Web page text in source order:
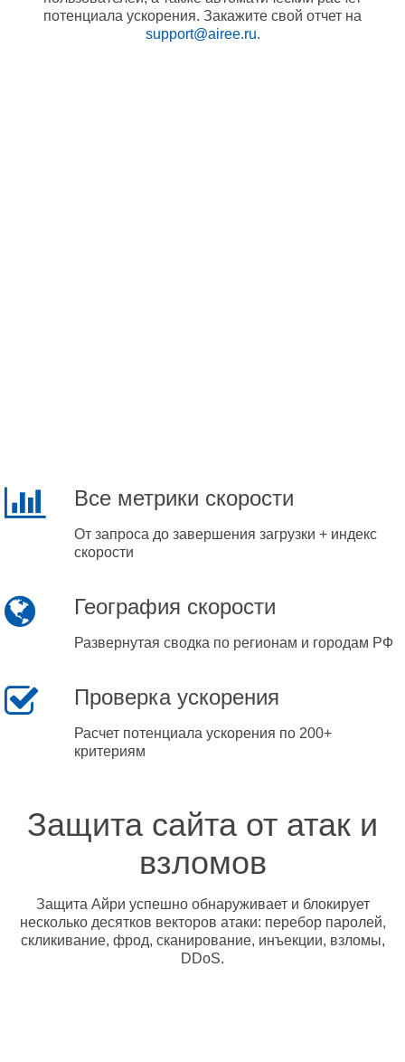
потенциала ускорения. Закажите свой отчет на
support@airee.ru.
Все метрики скорости
От запроса до завершения загрузки + индекс
скорости
География скорости
Развернутая сводка по регионам и городам РФ
Проверка ускорения
Расчет потенциала ускорения по 200+
критериям
Защита сайта от атак и
взломов
Защита Айри успешно обнаруживает и блокирует
несколько десятков векторов атаки: перебор паролей,
скликивание, фрод, сканирование, инъекции, взломы,
DDoS.